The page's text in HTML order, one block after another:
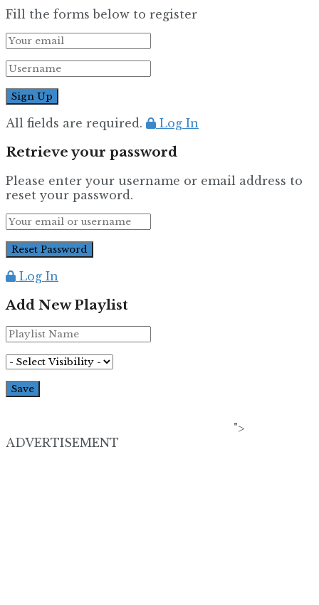
Fill the forms below to register
All fields are required. Log In
Retrieve your password
Please enter your username or email address to
reset your password.
Log In
Add New Playlist
">
ADVERTISEMENT